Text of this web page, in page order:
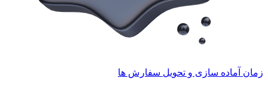
زمان آماده سازی و تحویل سفارش ها